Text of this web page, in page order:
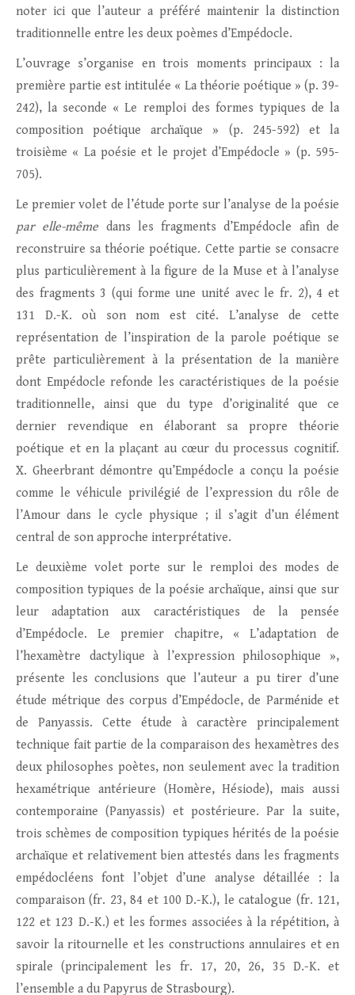
noter ici que l’auteur a préféré maintenir la distinction
traditionnelle entre les deux poèmes d’Empédocle.
L’ouvrage s’organise en trois moments principaux : la
première partie est intitulée « La théorie poétique » (p. 39-
242), la seconde « Le remploi des formes typiques de la
composition poétique archaïque » (p. 245-592) et la
troisième « La poésie et le projet d’Empédocle » (p. 595-
705).
Le premier volet de l’étude porte sur l’analyse de la poésie
par elle-même dans les fragments d’Empédocle afin de
reconstruire sa théorie poétique. Cette partie se consacre
plus particulièrement à la figure de la Muse et à l’analyse
des fragments 3 (qui forme une unité avec le fr. 2), 4 et
131 D.-K. où son nom est cité. L’analyse de cette
représentation de l’inspiration de la parole poétique se
prête particulièrement à la présentation de la manière
dont Empédocle refonde les caractéristiques de la poésie
traditionnelle, ainsi que du type d’originalité que ce
dernier revendique en élaborant sa propre théorie
poétique et en la plaçant au cœur du processus cognitif.
X. Gheerbrant démontre qu’Empédocle a conçu la poésie
comme le véhicule privilégié de l’expression du rôle de
l’Amour dans le cycle physique ; il s’agit d’un élément
central de son approche interprétative.
Le deuxième volet porte sur le remploi des modes de
composition typiques de la poésie archaïque, ainsi que sur
leur adaptation aux caractéristiques de la pensée
d’Empédocle. Le premier chapitre, « L’adaptation de
l’hexamètre dactylique à l’expression philosophique »,
présente les conclusions que l’auteur a pu tirer d’une
étude métrique des corpus d’Empédocle, de Parménide et
de Panyassis. Cette étude à caractère principalement
technique fait partie de la comparaison des hexamètres des
deux philosophes poètes, non seulement avec la tradition
hexamétrique antérieure (Homère, Hésiode), mais aussi
contemporaine (Panyassis) et postérieure. Par la suite,
trois schèmes de composition typiques hérités de la poésie
archaïque et relativement bien attestés dans les fragments
empédocléens font l’objet d’une analyse détaillée : la
comparaison (fr. 23, 84 et 100 D.-K.), le catalogue (fr. 121,
122 et 123 D.-K.) et les formes associées à la répétition, à
savoir la ritournelle et les constructions annulaires et en
spirale (principalement les fr. 17, 20, 26, 35 D.-K. et
l’ensemble a du Papyrus de Strasbourg).